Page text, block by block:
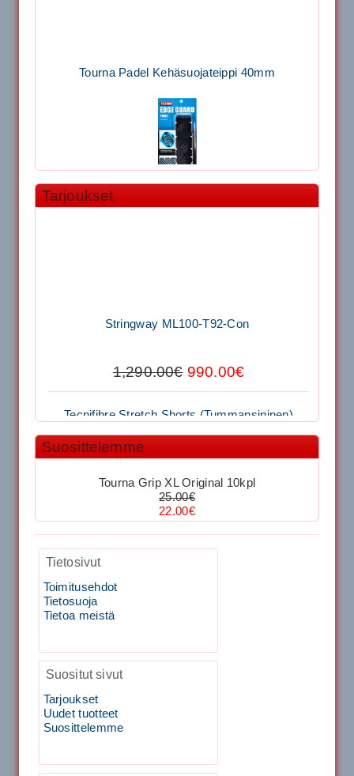
1,650.00€
Signum S-7000 Jännityskone (Jalustamalli)
SIGNUM S-7000 &...
40883 Harjasosa hiekkanurmiharjaan
Tecnifibre Classic Sukka 3pr
Tarjoukset
1,290.00€ 990.00€
Kirschbaum Flash Shark 200m
Tecnifibre Sukka 3pr matala varsi / Valkoinen
Tecnifibre Razor Spin 12m
Suosittelemme
Tourna Grip XL Original 10kpl
25.00€
22.00€
Tietosivut
Toimitusehdot
Tietosuoja
Tietoa meistä
Suositut sivut
Tarjoukset
Uudet tuotteet
Suosittelemme